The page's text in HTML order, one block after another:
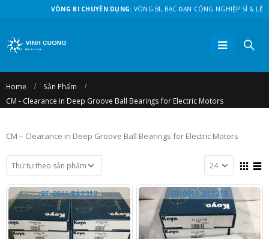
VÒNG BI CHUYÊN DỤNG: VÒNG BI, BẠC ĐẠN CÔNG NGHIỆP SỈ & LẺ
Home
Sản Phẩm
CM - Clearance in Deep Groove Ball Bearings for Electric Motors
CM – Clearance in Deep Groove Ball Bearings for Electric Motors